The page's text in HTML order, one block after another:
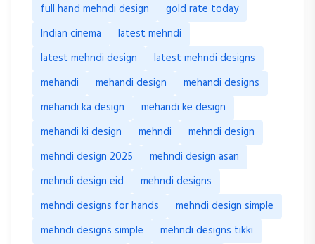
full hand mehndi design
gold rate today
Indian cinema
latest mehndi
latest mehndi design
latest mehndi designs
mehandi
mehandi design
mehandi designs
mehandi ka design
mehandi ke design
mehandi ki design
mehndi
mehndi design
mehndi design 2025
mehndi design asan
mehndi design eid
mehndi designs
mehndi designs for hands
mehndi design simple
mehndi designs simple
mehndi designs tikki